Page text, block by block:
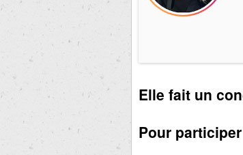
Elle fait un
Pour